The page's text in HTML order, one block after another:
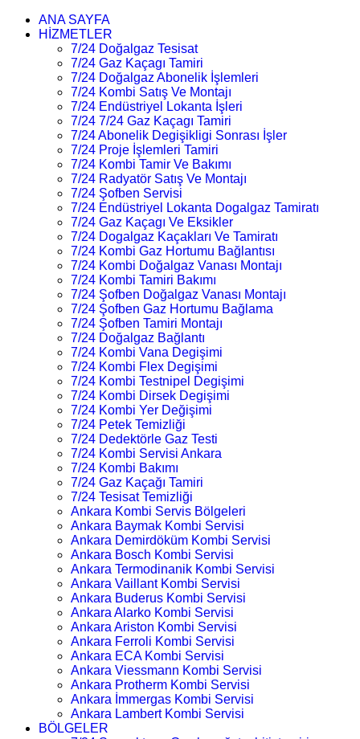
ANA SAYFA
HİZMETLER
7/24 Doğalgaz Tesisat
7/24 Gaz Kaçagı Tamiri
7/24 Doğalgaz Abonelik İşlemleri
7/24 Kombi Satış Ve Montajı
7/24 Endüstriyel Lokanta İşleri
7/24 7/24 Gaz Kaçagı Tamiri
7/24 Abonelik Degişikligi Sonrası İşler
7/24 Proje İşlemleri Tamiri
7/24 Kombi Tamir Ve Bakımı
7/24 Radyatör Satış Ve Montajı
7/24 Şofben Servisi
7/24 Endüstriyel Lokanta Dogalgaz Tamiratı
7/24 Gaz Kaçagı Ve Eksikler
7/24 Dogalgaz Kaçakları Ve Tamiratı
7/24 Kombi Gaz Hortumu Bağlantısı
7/24 Kombi Doğalgaz Vanası Montajı
7/24 Kombi Tamiri Bakımı
7/24 Şofben Doğalgaz Vanası Montajı
7/24 Şofben Gaz Hortumu Bağlama
7/24 Şofben Tamiri Montajı
7/24 Doğalgaz Bağlantı
7/24 Kombi Vana Degişimi
7/24 Kombi Flex Degişimi
7/24 Kombi Testnipel Degişimi
7/24 Kombi Dirsek Degişimi
7/24 Kombi Yer Değişimi
7/24 Petek Temizliği
7/24 Dedektörle Gaz Testi
7/24 Kombi Servisi Ankara
7/24 Kombi Bakımı
7/24 Gaz Kaçağı Tamiri
7/24 Tesisat Temizliği
Ankara Kombi Servis Bölgeleri
Ankara Baymak Kombi Servisi
Ankara Demirdöküm Kombi Servisi
Ankara Bosch Kombi Servisi
Ankara Termodinanik Kombi Servisi
Ankara Vaillant Kombi Servisi
Ankara Buderus Kombi Servisi
Ankara Alarko Kombi Servisi
Ankara Ariston Kombi Servisi
Ankara Ferroli Kombi Servisi
Ankara ECA Kombi Servisi
Ankara Viessmann Kombi Servisi
Ankara Protherm Kombi Servisi
Ankara İmmergas Kombi Servisi
Ankara Lambert Kombi Servisi
BÖLGELER